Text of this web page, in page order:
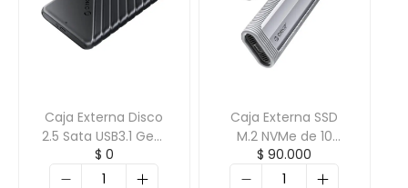
Caja Externa Disco
2.5 Sata USB3.1 Gen1
tipo C ORICO-
25PW1C-C3
$ 0
Caja Externa SSD
M.2 NVMe de 10
Gbps con funda
protectora ORICO-
$ 90.000